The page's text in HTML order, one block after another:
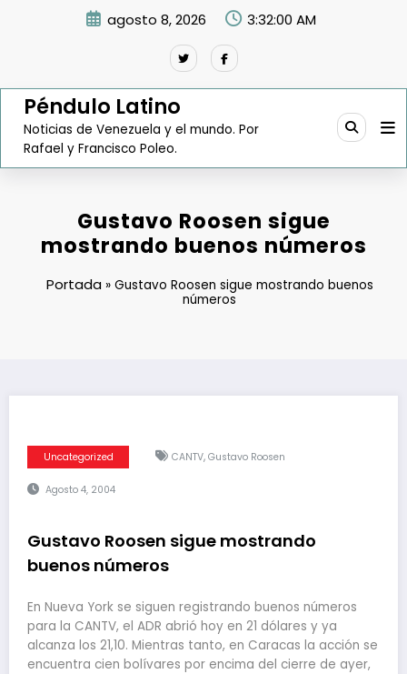
agosto 8, 2026 3:32:01 AM
Péndulo Latino
Noticias de Venezuela y el mundo. Por
Rafael y Francisco Poleo.
Gustavo Roosen sigue
mostrando buenos números
Portada» Gustavo Roosen sigue mostrando buenos
números
Uncategorized CANTV, Gustavo Roosen
Agosto 4, 2004
Gustavo Roosen sigue mostrando
buenos números
En Nueva York se siguen registrando buenos números
para la CANTV, el ADR abrió hoy en 21 dólares y ya
alcanza los 21,10. Mientras tanto, en Caracas la acción se
encuentra cien bolívares por encima del cierre de ayer,